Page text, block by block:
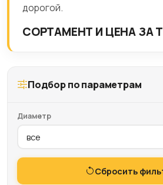
дорогой.
СОРТАМЕНТ И ЦЕНА ЗА
Подбор по параметрам
Диаметр
Сбросить